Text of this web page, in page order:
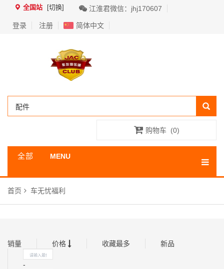
全国站 [切换] 江淮君微信：jhj170607
简体中文
登录 注册
购物车 (0)
全部
分类
MENU
首页 车无忧福利
销量 价格 收藏最多 新品
-